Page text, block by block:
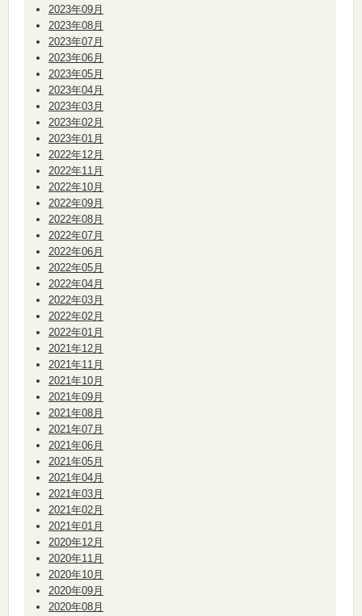
2023年09月
2023年08月
2023年07月
2023年06月
2023年05月
2023年04月
2023年03月
2023年02月
2023年01月
2022年12月
2022年11月
2022年10月
2022年09月
2022年08月
2022年07月
2022年06月
2022年05月
2022年04月
2022年03月
2022年02月
2022年01月
2021年12月
2021年11月
2021年10月
2021年09月
2021年08月
2021年07月
2021年06月
2021年05月
2021年04月
2021年03月
2021年02月
2021年01月
2020年12月
2020年11月
2020年10月
2020年09月
2020年08月